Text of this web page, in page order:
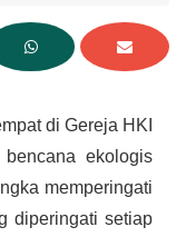
di Gereja HKI
ekologis
memperingati
diperingati setiap